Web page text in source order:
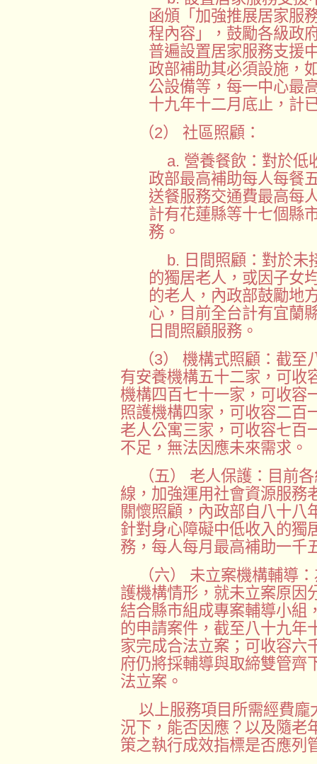
函頒「加強推展居家服
程內容」，鼓勵各級政
普遍設置居家服務支援
政部補助其必須設施，
公設備等，每一中心最
十九年十二月底止，計
（2） 社區照顧：
a. 營養餐飲：對於低
政部最高補助每人每餐
送餐服務交通費最高每
計有花蓮縣等十七個縣
務。
b. 日間照顧：對於未
的獨居老人，或因子女
的老人，內政部鼓勵地
心，目前全台計有宜蘭
日間照顧服務。
（3） 機構式照顧：截
有安養機構五十二家，可收
機構四百七十一家，可收容
照護機構四家，可收容二百
老人公寓三家，可收容七百
不足，無法因應未來需求。
（五） 老人保護：目前
線，加強運用社會資源服務
關懷照顧，內政部自八十八
針對身心障礙中低收入的獨
務，每人每月最高補助一千
（六） 未立案機構輔導
護機構情形，就未立案原因
結合縣市組成專案輔導小組
的申請案件，截至八十九年
家完成合法立案；可收容六
府仍將採輔導與取締雙管齊
法立案。
以上服務項目所需經費
況下，能否因應？以及隨老
策之執行成效指標是否應列